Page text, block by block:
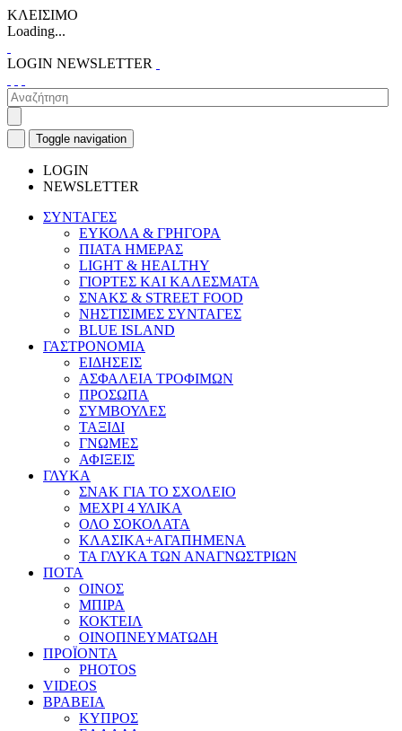
ΚΛΕΙΣΙΜΟ
Loading...
LOGIN NEWSLETTER
Toggle navigation
LOGIN
NEWSLETTER
ΣΥΝΤΑΓΕΣ
ΕΥΚΟΛΑ & ΓΡΗΓΟΡΑ
ΠΙΑΤΑ ΗΜΕΡΑΣ
LIGHT & HEALTHY
ΓΙΟΡΤΕΣ ΚΑΙ ΚΑΛΕΣΜΑΤΑ
ΣΝΑΚΣ & STREET FOOD
ΝΗΣΤΙΣΙΜΕΣ ΣΥΝΤΑΓΕΣ
BLUE ISLAND
ΓΑΣΤΡΟΝΟΜΙΑ
ΕΙΔΗΣΕΙΣ
ΑΣΦΑΛΕΙΑ ΤΡΟΦΙΜΩΝ
ΠΡΟΣΩΠΑ
ΣΥΜΒΟΥΛΕΣ
ΤΑΞΙΔΙ
ΓΝΩΜΕΣ
ΑΦΙΞΕΙΣ
ΓΛΥΚΑ
ΣΝΑΚ ΓΙΑ ΤΟ ΣΧΟΛΕΙΟ
ΜΕΧΡΙ 4 ΥΛΙΚΑ
ΟΛΟ ΣΟΚΟΛΑΤΑ
ΚΛΑΣΙΚΑ+ΑΓΑΠΗΜΕΝΑ
ΤΑ ΓΛΥΚΑ ΤΩΝ ΑΝΑΓΝΩΣΤΡΙΩΝ
ΠΟΤΑ
ΟΙΝΟΣ
ΜΠΙΡΑ
ΚΟΚΤΕΙΛ
ΟΙΝΟΠΝΕΥΜΑΤΩΔΗ
ΠΡΟΪΟΝΤΑ
PHOTOS
VIDEOS
ΒΡΑΒΕΙΑ
ΚΥΠΡΟΣ